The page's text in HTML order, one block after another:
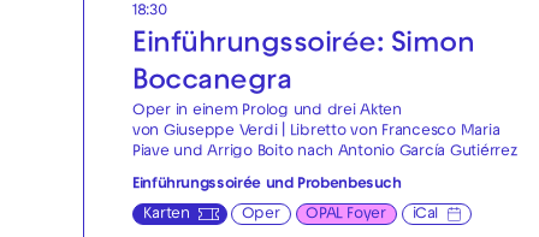
18:30
Einführungssoirée: Simon
Boccanegra
Oper in einem Prolog und drei Akten
von Giuseppe Verdi | Libretto von Francesco Maria
Piave und Arrigo Boito nach Antonio García Gutiérrez
Einführungssoirée und Probenbesuch
Karten Oper OPAL Foyer iCal